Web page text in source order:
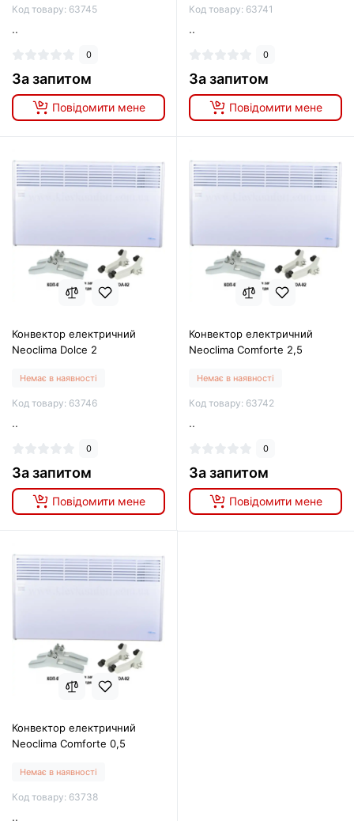
Код товару: 63745
..
0
За запитом
Повідомити мене
Код товару: 63741
..
0
За запитом
Повідомити мене
Конвектор електричний
Neoclima Dolce 2
Немає в наявності
Код товару: 63746
..
0
За запитом
Повідомити мене
Конвектор електричний
Neoclima Comforte 2,5
Немає в наявності
Код товару: 63742
..
0
За запитом
Повідомити мене
Конвектор електричний
Neoclima Comforte 0,5
Немає в наявності
Код товару: 63738
..